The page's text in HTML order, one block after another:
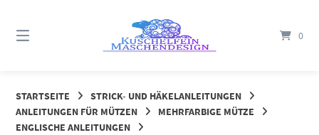
Inhalt
0
STARTSEITE
STRICK- UND HÄKELANLEITUNGEN
ANLEITUNGEN FÜR MÜTZEN
MEHRFARBIGE MÜTZE
ENGLISCHE ANLEITUNGEN